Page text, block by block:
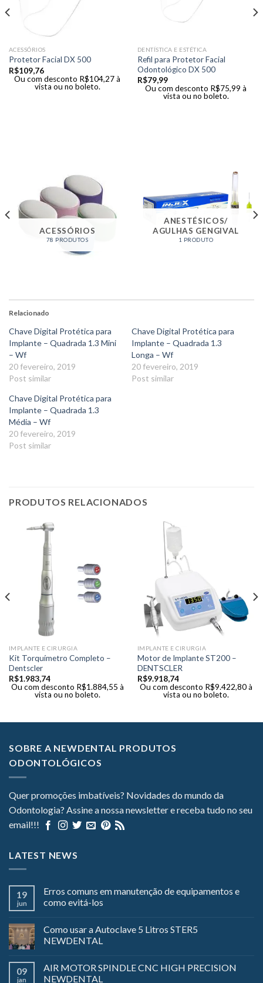
ACESSÓRIOS
Protetor Facial DX 500
R$109,76
Ou com desconto R$104,27à
vista ou no boleto.
DENTÍSTICA E ESTÉTICA
Refil para Protetor Facial
Odontológico DX 500
R$79,99
Ou com desconto R$75,99 à
vista ou no boleto.
ACESSÓRIOS
78 PRODUTOS
ANESTÉSICOS/
AGULHAS GENGIVAL
1 PRODUTO
Relacionado
Chave Digital Protética para
Implante – Quadrada 1.3 Mini
– Wf
20 fevereiro, 2019
Post similar
Chave Digital Protética para
Implante – Quadrada 1.3
Longa – Wf
20 fevereiro, 2019
Post similar
Chave Digital Protética para
Implante – Quadrada 1.3
Média – Wf
20 fevereiro, 2019
Post similar
PRODUTOS RELACIONADOS
IMPLANTE E CIRURGIA
Kit Torquímetro Completo –
Dentscler
R$1.983,74
Ou com desconto R$1.884,55 à
vista ou no boleto.
IMPLANTE E CIRURGIA
Motor de Implante ST200 –
DENTSCLER
R$9.918,74
Ou com desconto R$9.422,80 à
vista ou no boleto.
SOBRE A NEWDENTAL PRODUTOS
ODONTOLÓGICOS
Quer promoções imbatíveis? Novidades do mundo da
Odontologia? Assine a nossa newsletter e receba tudo no seu
email!!!
LATEST NEWS
19
jun
Erros comuns em manutenção de equipamentos e
como evitá-los
Como usar a Autoclave 5 Litros STER5
NEWDENTAL
09
jan
AIR MOTOR SPINDLE CNC HIGH PRECISION
NEWDENTAL